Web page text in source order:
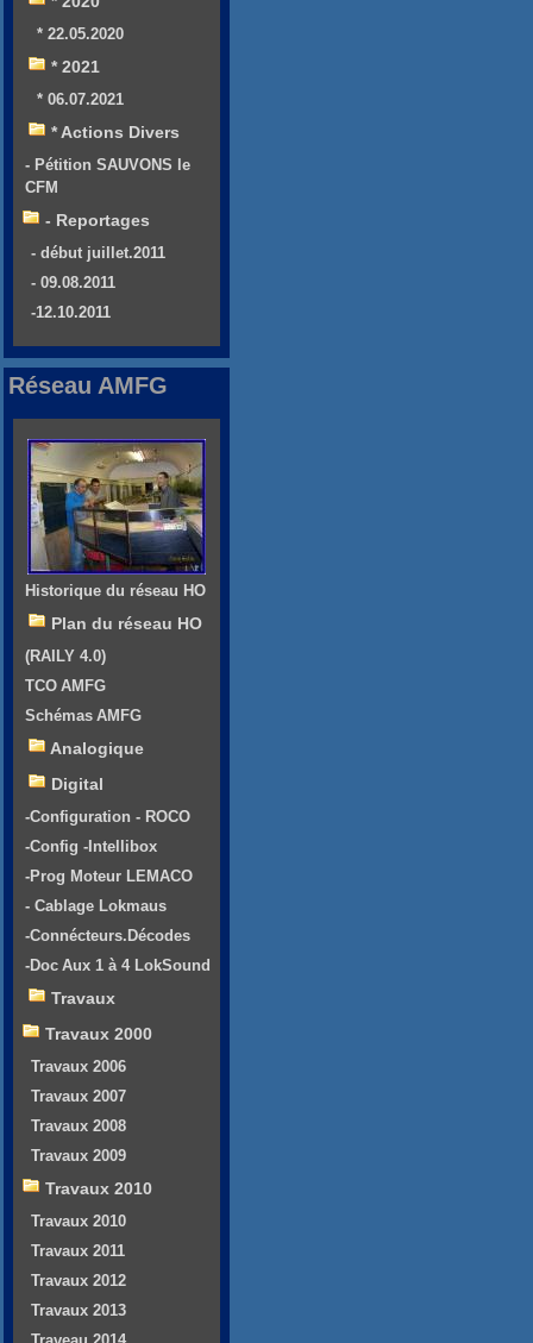
* 22.05.2020
* 2021
* 06.07.2021
* Actions Divers
- Pétition SAUVONS le
CFM
- Reportages
- début juillet.2011
- 09.08.2011
-12.10.2011
Réseau AMFG
Historique du réseau HO
Plan du réseau HO
(RAILY 4.0)
TCO AMFG
Schémas AMFG
Analogique
Digital
-Configuration - ROCO
-Config -Intellibox
-Prog Moteur LEMACO
- Cablage Lokmaus
-Connécteurs.Décodes
-Doc Aux 1 à 4 LokSound
Travaux
Travaux 2000
Travaux 2006
Travaux 2007
Travaux 2008
Travaux 2009
Travaux 2010
Travaux 2010
Travaux 2011
Travaux 2012
Travaux 2013